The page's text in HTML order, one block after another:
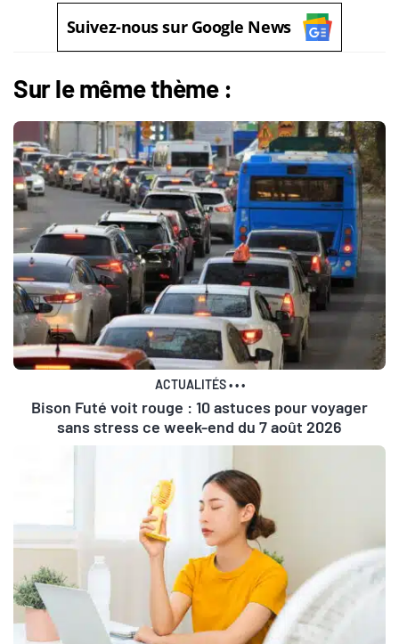
Suivez-nous sur Google News
Sur le même thème :
ACTUALITÉS•••
Bison Futé voit rouge : 10 astuces pour voyager
sans stress ce week-end du 7 août 2026